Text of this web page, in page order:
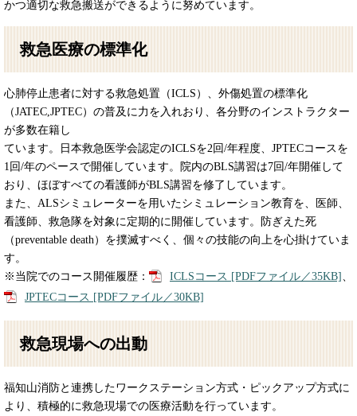
かつ適切な救急搬送ができるように努めています。
救急医療の標準化
心肺停止患者に対する救急処置（ICLS）、外傷処置の標準化
（JATEC,JPTEC）の普及に力を入れおり、各分野のインストラクター
が多数在籍し
ています。日本救急医学会認定のICLSを2回/年程度、JPTECコースを
1回/年のペースで開催しています。院内のBLS講習は7回/年開催して
おり、ほぼすべての看護師がBLS講習を修了しています。
また、ALSシミュレーターを用いたシミュレーション教育を、医師、
看護師、救急隊を対象に定期的に開催しています。防ぎえた死
（preventable death）を撲滅すべく、個々の技能の向上を心掛けていま
す。
※当院でのコース開催履歴：
ICLSコース [PDFファイル／35KB] 、
JPTECコース [PDFファイル／30KB]
救急現場への出動
福知山消防と連携したワークステーション方式・ピックアップ方式に
より、積極的に救急現場での医療活動を行っています。